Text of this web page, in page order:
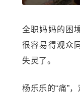
全职妈妈的困
很容易得观众
失灵了。
杨乐乐的“痛”